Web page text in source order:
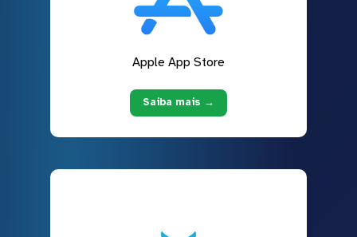
Apple App Store
Saiba mais →